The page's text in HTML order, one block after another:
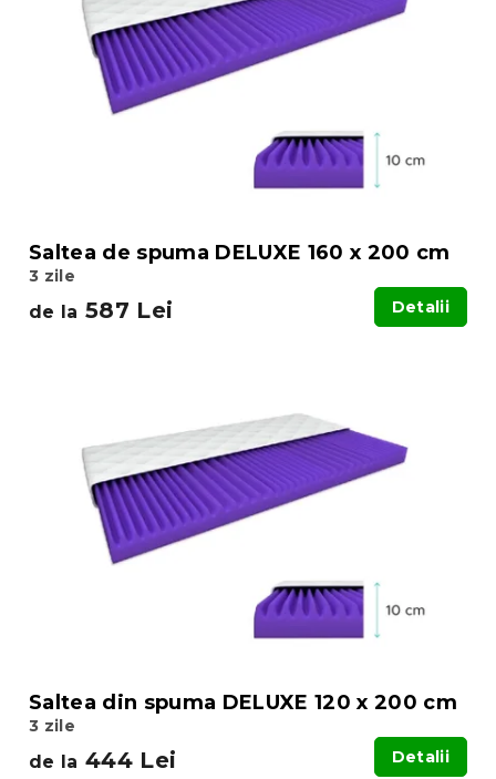
Saltea de spuma DELUXE 160 x 200 cm
3 zile
de la 587 Lei Detalii
Saltea din spuma DELUXE 120 x 200 cm
3 zile
de la 444 Lei Detalii